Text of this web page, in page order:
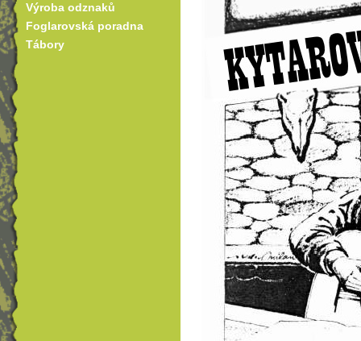
Výroba odznaků
Foglarovská poradna
Tábory